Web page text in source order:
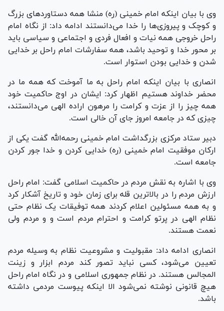
وی با بیان اینکه امام خمینی (ره) منشا همه دستاورد‌های بزرگ
و کوچک و پیروزی‌ها را خدا می‌دانستند ادامه داد: از نگاه امام
راحل خروجی همه نیات و افعال فردی و اجتماعی و سیاسی باید
بر محور خدا و توحید باشد، همه سفارشات امام راحل بر خدایی
شدن و خدایی بودن استوار است.
انصاری با بیان اینکه امام راحل به ما آموخت که همه ما در
محضر خداوند هستیم اظهار کرد: ایشان در اوج حاکمیت خود
همه چیز را از عزت و کرامت را مرهون اراده الهی می‌دانستند،
چیزی که در جامعه امروز جای آن خالی است.
دبیر ستاد مرکزی بزرگداشت امام خمینی رحمه‌الله گفت یکی از
ارکان موفقیت امام خمینی (ره) خدایی کردن و خدا جور کردن
جامعه است.
وی با اشاره به نقش مردم در حاکمیت اسلامی گفت: امام راحل
ارزش مردم را در بالاترین قله برای زمان خود و تاریخ آشکار کرد
و به همه مسئولین اعلام کردند همه توفیقات یک نظام حتی
نظام الهی در پرتو کرامت و احترام مردم است و و مردم ولی
نعمت هستند.
انصاری ادامه داد: مقبولیت و مشروعیت نظام به وسیله مردم
تعیین می‌شود، کسی نباید تصور کند مردم ابزار و زینت
المجالس هستند. در نظام جمهوری اسلامی و در نگاه امام راحل
هیچ قانونی نوشته نمی‌شود الا اینکه پیوست مردمی داشته
باشد.